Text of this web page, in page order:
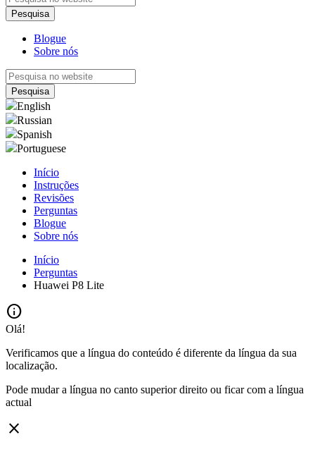
Blogue
Sobre nós
English
Russian
Spanish
Portuguese
Início
Instruções
Revisões
Perguntas
Blogue
Sobre nós
Início
Perguntas
Huawei P8 Lite
info
Olá!
Verificamos que a língua do conteúdo é diferente da língua da sua
localização.
Pode mudar a língua no canto superior direito ou ficar com a língua
actual
close